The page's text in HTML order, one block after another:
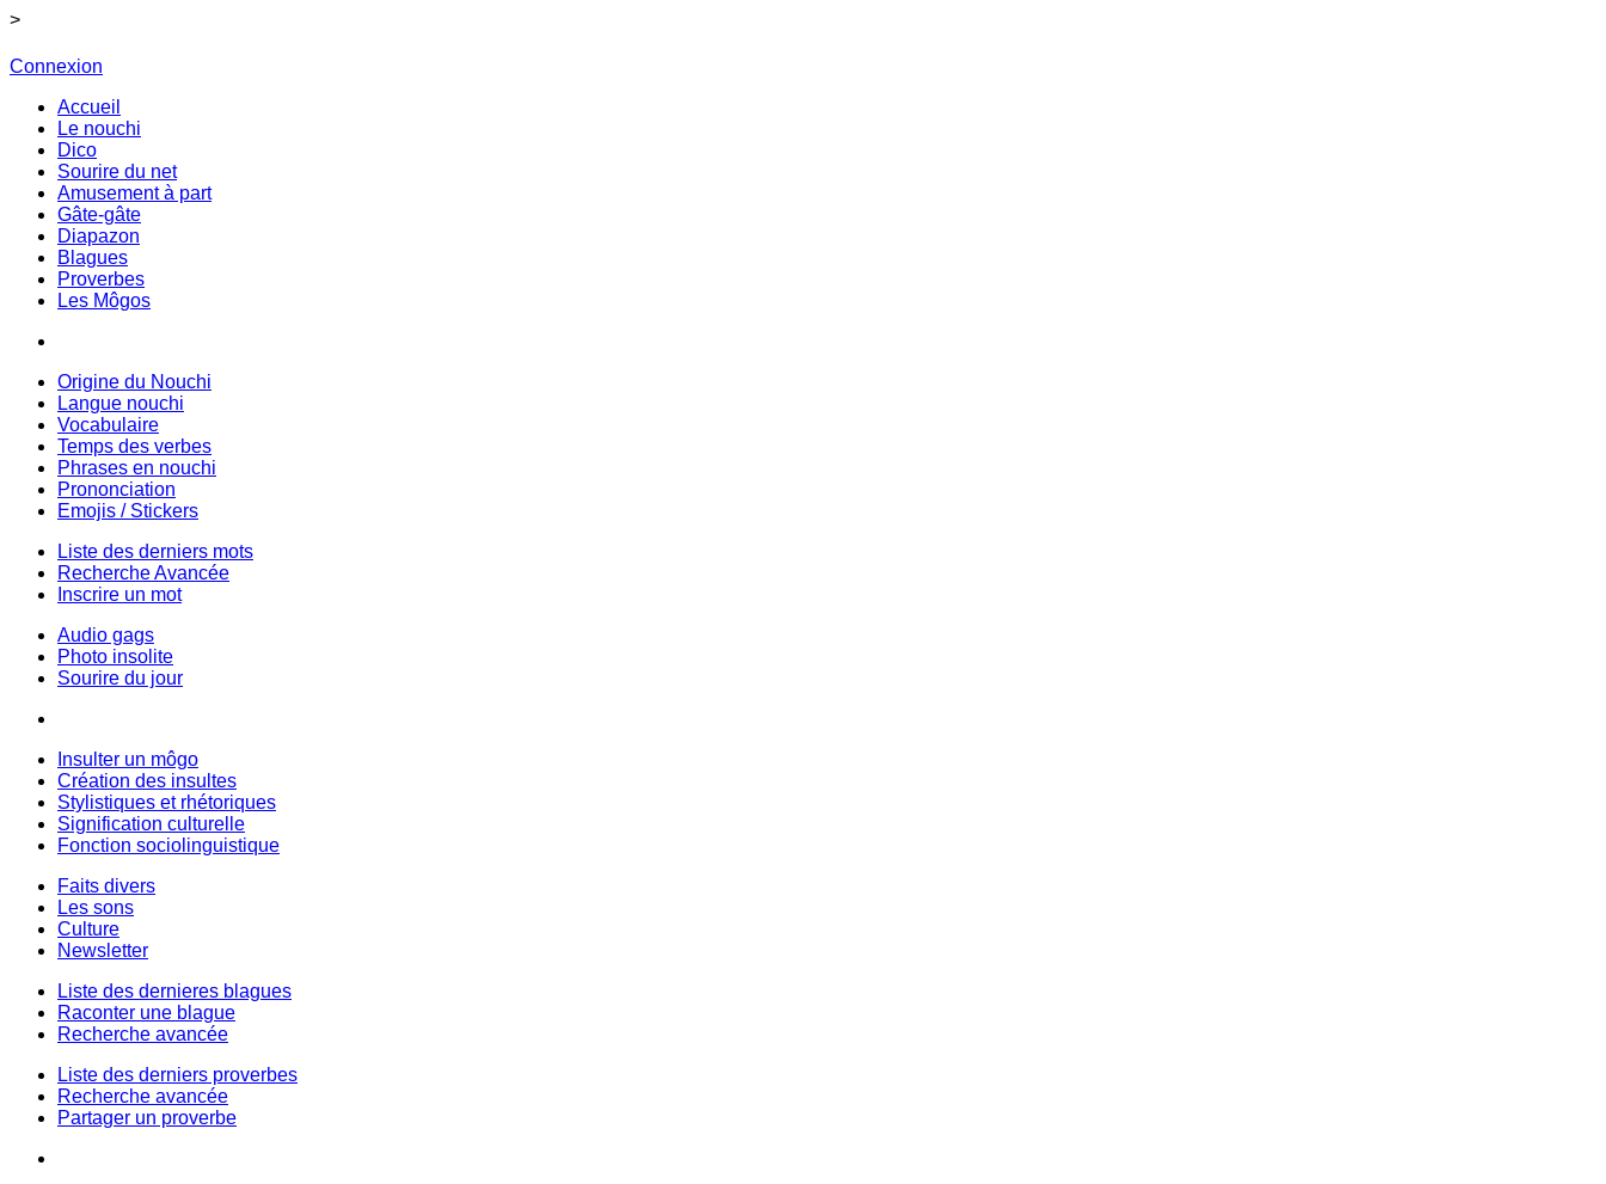
>
Connexion
Accueil
Le nouchi
Dico
Sourire du net
Amusement à part
Gâte-gâte
Diapazon
Blagues
Proverbes
Les Môgos
Origine du Nouchi
Langue nouchi
Vocabulaire
Temps des verbes
Phrases en nouchi
Prononciation
Emojis / Stickers
Liste des derniers mots
Recherche Avancée
Inscrire un mot
Audio gags
Photo insolite
Sourire du jour
Insulter un môgo
Création des insultes
Stylistiques et rhétoriques
Signification culturelle
Fonction sociolinguistique
Faits divers
Les sons
Culture
Newsletter
Liste des dernieres blagues
Raconter une blague
Recherche avancée
Liste des derniers proverbes
Recherche avancée
Partager un proverbe